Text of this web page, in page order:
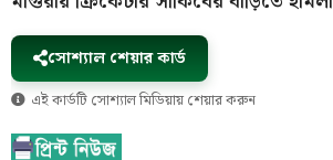
সোশ্যাল শেয়ার কার্ড
এই কার্ডটি সোশ্যাল মিডিয়ায় শেয়ার করুন